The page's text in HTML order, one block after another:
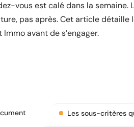
vous est calé dans la semaine.
pas après. Cet article détaille
avant de s’engager.
Les sous-critères